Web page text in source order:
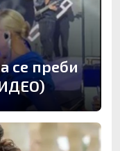
се преби